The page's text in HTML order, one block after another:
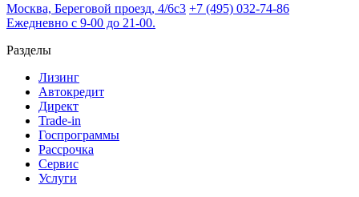
Москва, Береговой проезд, 4/6с3 +7 (495) 032-74-86
Ежедневно с 9-00 до 21-00.
Разделы
Лизинг
Автокредит
Директ
Trade-in
Госпрограммы
Рассрочка
Сервис
Услуги